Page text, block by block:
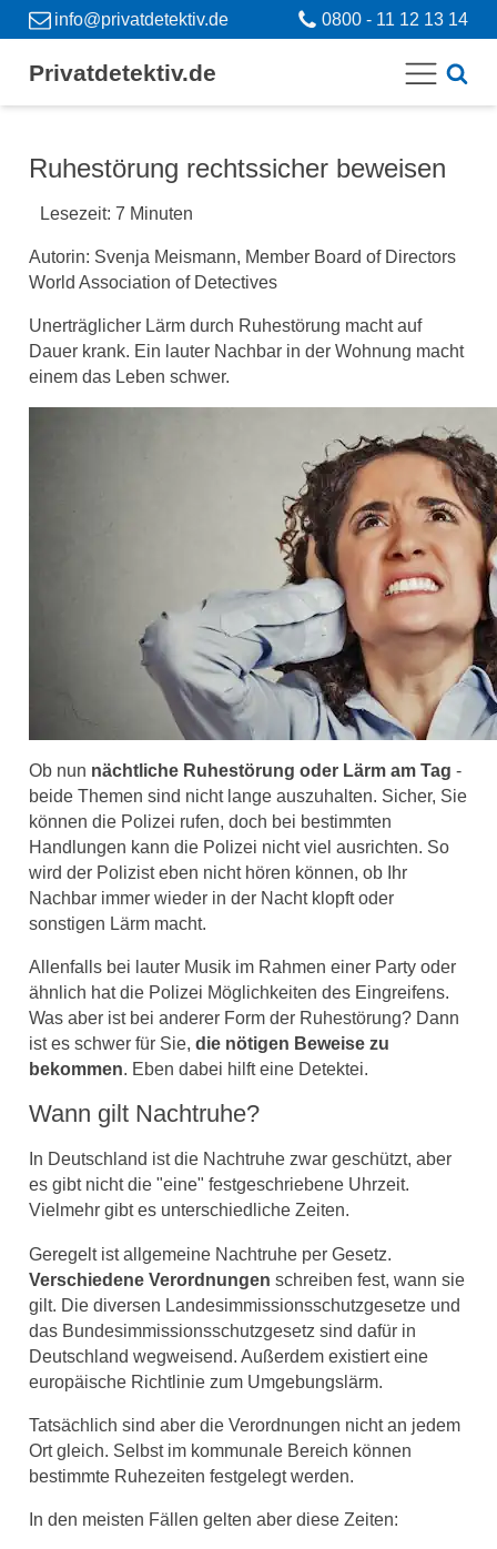
info@privatdetektiv.de 0800 - 11 12 13 14
Privatdetektiv.de
Ruhestörung rechtssicher beweisen
Lesezeit: 7 Minuten
Autorin: Svenja Meismann, Member Board of Directors
World Association of Detectives
Unerträglicher Lärm durch Ruhestörung macht auf
Dauer krank. Ein lauter Nachbar in der Wohnung macht
einem das Leben schwer.
Ob nun nächtliche Ruhestörung oder Lärm am Tag -
beide Themen sind nicht lange auszuhalten. Sicher, Sie
können die Polizei rufen, doch bei bestimmten
Handlungen kann die Polizei nicht viel ausrichten. So
wird der Polizist eben nicht hören können, ob Ihr
Nachbar immer wieder in der Nacht klopft oder
sonstigen Lärm macht.
Allenfalls bei lauter Musik im Rahmen einer Party oder
ähnlich hat die Polizei Möglichkeiten des Eingreifens.
Was aber ist bei anderer Form der Ruhestörung? Dann
ist es schwer für Sie, die nötigen Beweise zu
bekommen. Eben dabei hilft eine Detektei.
Wann gilt Nachtruhe?
In Deutschland ist die Nachtruhe zwar geschützt, aber
es gibt nicht die "eine" festgeschriebene Uhrzeit.
Vielmehr gibt es unterschiedliche Zeiten.
Geregelt ist allgemeine Nachtruhe per Gesetz.
Verschiedene Verordnungen schreiben fest, wann sie
gilt. Die diversen Landesimmissionsschutzgesetze und
das Bundesimmissionsschutzgesetz sind dafür in
Deutschland wegweisend. Außerdem existiert eine
europäische Richtlinie zum Umgebungslärm.
Tatsächlich sind aber die Verordnungen nicht an jedem
Ort gleich. Selbst im kommunale Bereich können
bestimmte Ruhezeiten festgelegt werden.
In den meisten Fällen gelten aber diese Zeiten: